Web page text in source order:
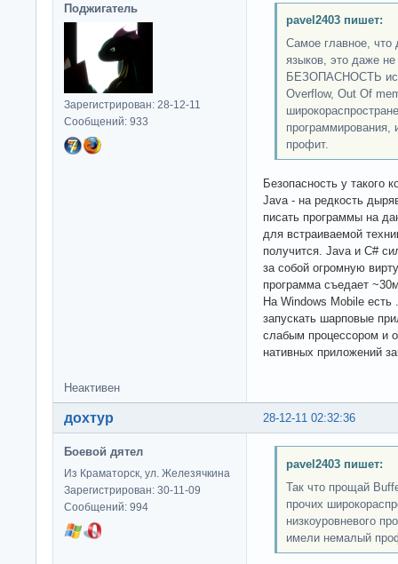
Поджигатель
Зарегистрирован: 28-12-11
Сообщений: 933
pavel2403 пишет:
Самое главное, что
языков, это даже не
БЕЗОПАСНОСТЬ
Overflow, Out Of
программирования,
профит.
Безопасность у такого
Java - на редкость
писать программы на
для встраиваемой
получится. Java и C#
за собой огромную
программа съедает
На Windows Mobile
запускать шарповые
слабым процессором и
нативных приложений
Неактивен
28-12-11 02:32:36
дохтур
Боевой дятел
Из Краматорск, ул. Железячкина
Зарегистрирован: 30-11-09
Сообщений: 994
pavel2403 пишет:
Так что прощай
прочих
низкоуровневого
имели немалый